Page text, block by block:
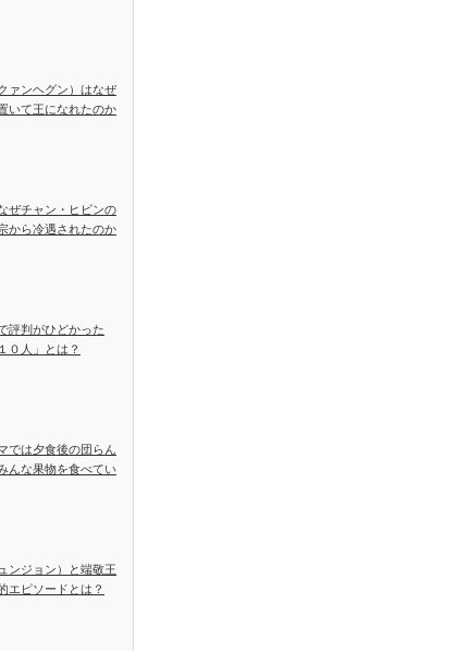
ァンヘグン）はなぜ
いて王になれたのか
ぜチャン・ヒビンの
から冷遇されたのか
評判がひどかった
０人」とは？
では夕食後の団らん
んな果物を食べてい
ンジョン）と端敬王
エピソードとは？